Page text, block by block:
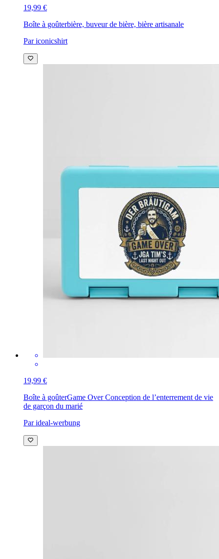
19,99 €
Boîte à goûterbière, buveur de bière, bière artisanale
Par iconicshirt
19,99 €
Boîte à goûterGame Over Conception de l’enterrement de vie
de garçon du marié
Par ideal-werbung